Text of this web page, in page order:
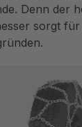
Denn der
sorgt